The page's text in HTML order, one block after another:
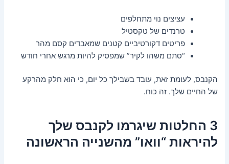
עציצים נוי מתחלפים
טרנדים של טקסטיל
פריטים דקורטיביים קטנים שמאבדים קסם מהר
“סתם משהו לקיר” שמפסיק להיות מרגש אחרי חודש
הקנבס, לעומת זאת, עובד בשבילך כל יום, כי הוא חלק מהרקע
של החיים שלך. זה כוח.
3 החלטות שיגרמו לקנבס שלך
להיראות “וואו” מהשנייה הראשונה